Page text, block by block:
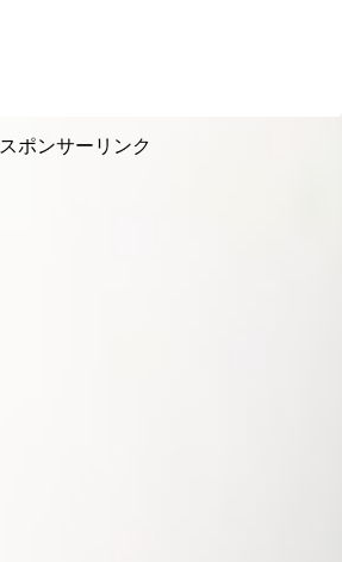
スポンサーリンク